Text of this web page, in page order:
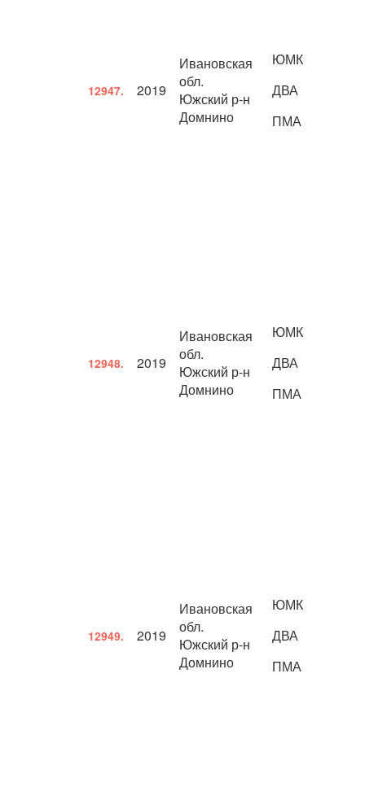
12947. 2019
Ивановская
обл.
Южский р-н
Домнино
ЮМК
ДВА
ПМА
12948. 2019
Ивановская
обл.
Южский р-н
Домнино
ЮМК
ДВА
ПМА
12949. 2019
Ивановская
обл.
Южский р-н
Домнино
ЮМК
ДВА
ПМА